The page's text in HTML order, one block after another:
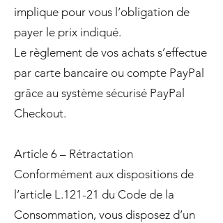
implique pour vous l’obligation de
payer le prix indiqué.
Le règlement de vos achats s’effectue
par carte bancaire ou compte PayPal
grâce au système sécurisé PayPal
Checkout.
Article 6 – Rétractation
Conformément aux dispositions de
l’article L.121-21 du Code de la
Consommation, vous disposez d’un